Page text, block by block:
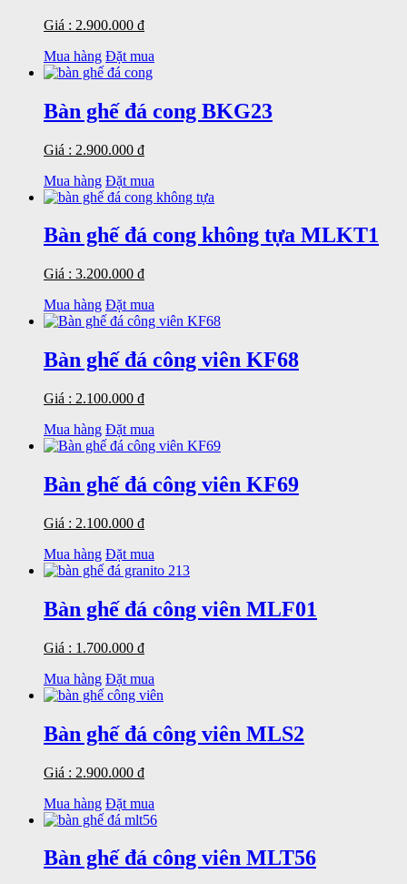
Giá : 2.900.000 đ
Mua hàng Đặt mua
Bàn ghế đá cong BKG23
Giá : 2.900.000 đ
Mua hàng Đặt mua
Bàn ghế đá cong không tựa MLKT1
Giá : 3.200.000 đ
Mua hàng Đặt mua
Bàn ghế đá công viên KF68
Giá : 2.100.000 đ
Mua hàng Đặt mua
Bàn ghế đá công viên KF69
Giá : 2.100.000 đ
Mua hàng Đặt mua
Bàn ghế đá công viên MLF01
Giá : 1.700.000 đ
Mua hàng Đặt mua
Bàn ghế đá công viên MLS2
Giá : 2.900.000 đ
Mua hàng Đặt mua
Bàn ghế đá công viên MLT56